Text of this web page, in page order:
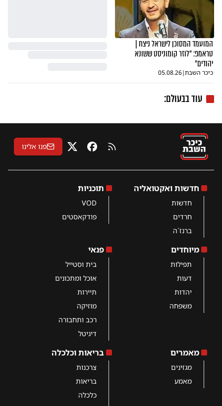
המועמד המסוכן לישראל ניצח |
טראמפ: "לוזר קומוניסט ששונא
יהודים"
כיכר השבת|
05.08.26
עוד בבעולם:
RSS פייסבוקX פנו אלינו
חדשות ואקטואליה
חדשות
חרדים
ברנז´ה
תוכניות
VOD
פודקאסטים
מיוחדים
תפילות
דעות
יהדות
משפחה
פנאי
בית וסטייל
אוכל ומתכונים
תיירות
מוזיקה
רכב ותחבורה
דיגיטל
מאמרים
מגזינים
מאמע
בריאות וכלכלה
צרכנות
בריאות
כלכלה